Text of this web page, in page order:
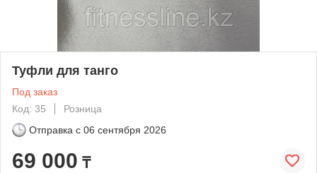
Туфли для танго
Под заказ
Код: 35
Розница
Отправка с 06 сентября 2026
69 000 ₸